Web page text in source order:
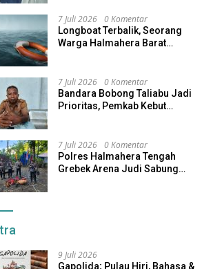
7 Juli 2026 0 Komentar
Longboat Terbalik, Seorang
Warga Halmahera Barat
7 Juli 2026 0 Komentar
Bandara Bobong Taliabu Jadi
Prioritas, Pemkab Kebut
7 Juli 2026 0 Komentar
Polres Halmahera Tengah
Grebek Arena Judi Sabung
9 Juli 2026
Gapolida; Pulau Hiri, Bahasa &